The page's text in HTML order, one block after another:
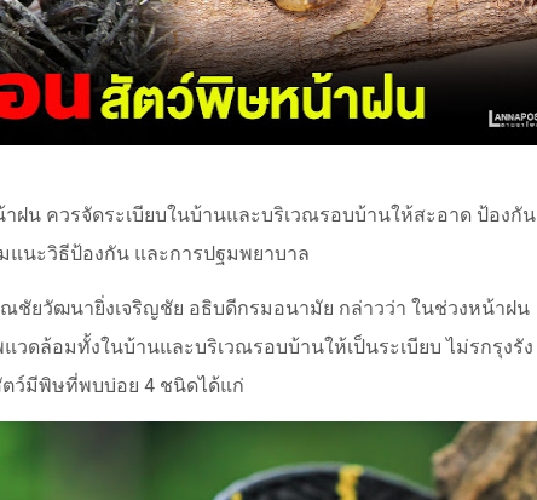
ฝน ควรจัดระเบียบในบ้านและบริเวณรอบบ้านให้สะอาด ป้องกัน
นะวิธีป้องกัน และการปฐมพยาบาล
ชัยวัฒนายิ่งเจริญชัย อธิบดีกรมอนามัย กล่าวว่า ในช่วงหน้าฝน
วดล้อมทั้งในบ้านและบริเวณรอบบ้านให้เป็นระเบียบ ไม่รกรุงรัง
ว์มีพิษที่พบบ่อย 4 ชนิดได้แก่